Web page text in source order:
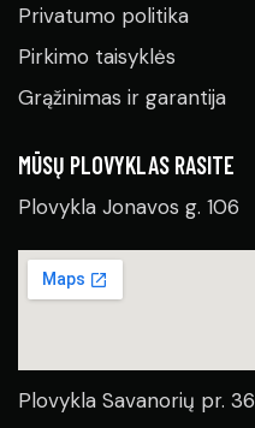
Privatumo politika
Pirkimo taisyklės
Grąžinimas ir garantija
MŪSŲ PLOVYKLAS RASITE
Plovykla Jonavos g. 106
Plovykla Savanorių pr.